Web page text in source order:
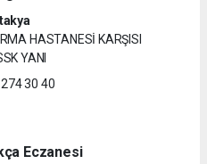
HASTANESİ KARŞISI
YANI
30 40
Eczanesi